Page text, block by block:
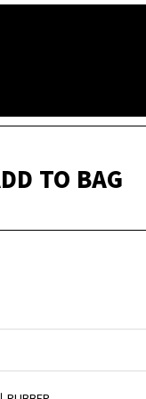
TO BAG